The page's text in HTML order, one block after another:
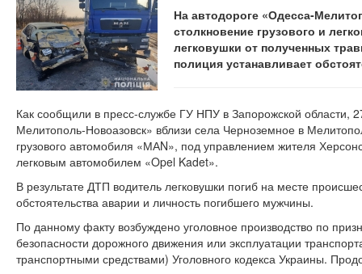
На автодороге «Одесса-
столкновение грузового и
легковушки от полученных
полиция устанавливает
Как сообщили в пресс-службе ГУ НПУ в Запорожской области,
Мелитополь-Новоазовск» вблизи села Черноземное в
грузового автомобиля «МАN», под управлением жителя
легковым автомобилем «Opel Kadet».
В результате ДТП водитель легковушки погиб на месте
обстоятельства аварии и личность погибшего мужчины.
По данному факту возбуждено уголовное производство по
безопасности дорожного движения или эксплуатации
транспортными средствами) Уголовного кодекса Украины.